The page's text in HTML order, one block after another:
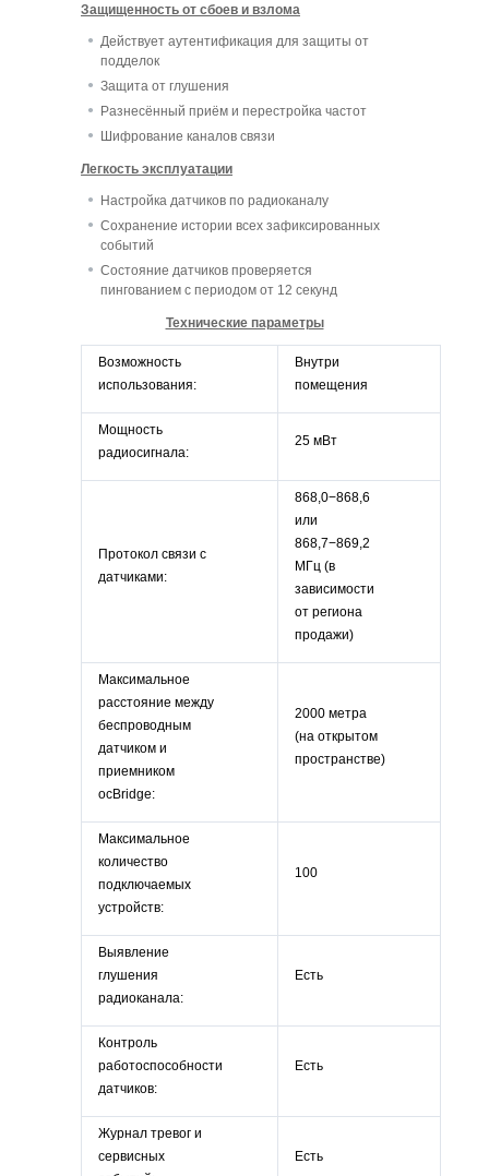
Защищенность от сбоев и взлома
Действует аутентификация для защиты от
подделок
Защита от глушения
Разнесённый приём и перестройка частот
Шифрование каналов связи
Легкость эксплуатации
Настройка датчиков по радиоканалу
Сохранение истории всех зафиксированных
событий
Состояние датчиков проверяется
пингованием с периодом от 12 секунд
Технические параметры
Возможность
использования:
Внутри
помещения
Мощность
радиосигнала:
25 мВт
Протокол связи с
датчиками:
868,0−868,6
или
868,7−869,2
МГц (в
зависимости
от региона
продажи)
Максимальное
расстояние между
беспроводным
датчиком и
приемником
ocBridge:
2000 метра
(на открытом
пространстве)
Максимальное
количество
подключаемых
устройств:
100
Выявление
глушения
радиоканала:
Есть
Контроль
работоспособности
датчиков:
Есть
Журнал тревог и
сервисных
Есть